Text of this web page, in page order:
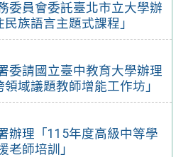
委員會委託臺北市立大學辦
族語言主題式課程」
委請國立臺中教育大學辦理
領域議題教師增能工作坊」
辦理「115年度高級中等學
老師培訓」